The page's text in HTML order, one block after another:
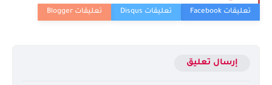
إرسال تعليق